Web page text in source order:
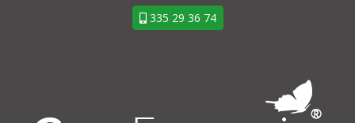
335 29 36 74